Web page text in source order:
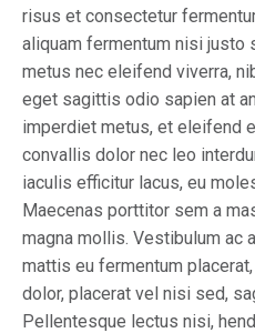
risus et consectetur
aliquam fermentum nisi justo
metus nec eleifend viverra,
eget sagittis odio sapien at
imperdiet metus, et eleifend
convallis dolor nec leo
iaculis efficitur lacus, eu
Maecenas porttitor sem a
magna mollis. Vestibulum ac
mattis eu fermentum
dolor, placerat vel nisi sed,
Pellentesque lectus nisi,